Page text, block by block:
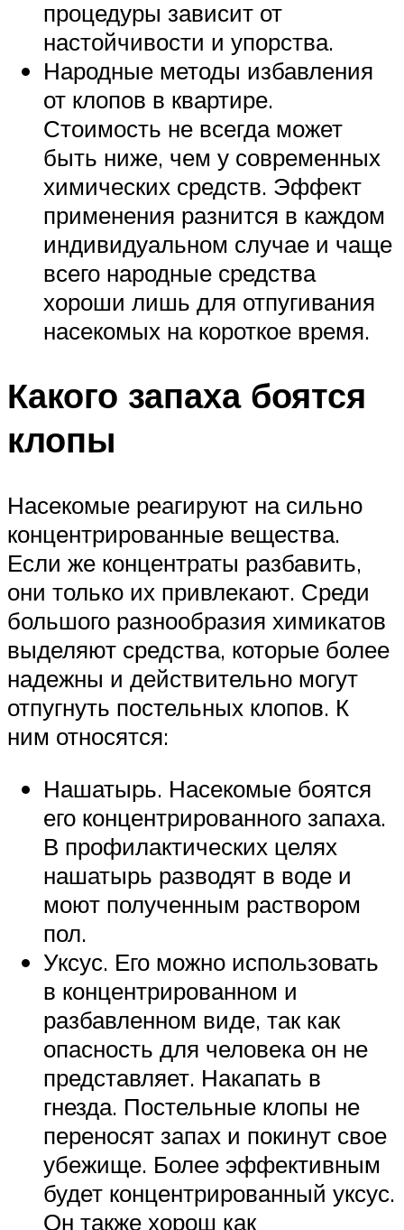
процедуры зависит от
настойчивости и упорства.
Народные методы избавления
от клопов в квартире.
Стоимость не всегда может
быть ниже, чем у современных
химических средств. Эффект
применения разнится в каждом
индивидуальном случае и чаще
всего народные средства
хороши лишь для отпугивания
насекомых на короткое время.
Какого запаха боятся
клопы
Насекомые реагируют на сильно
концентрированные вещества.
Если же концентраты разбавить,
они только их привлекают. Среди
большого разнообразия химикатов
выделяют средства, которые более
надежны и действительно могут
отпугнуть постельных клопов. К
ним относятся:
Нашатырь. Насекомые боятся
его концентрированного запаха.
В профилактических целях
нашатырь разводят в воде и
моют полученным раствором
пол.
Уксус. Его можно использовать
в концентрированном и
разбавленном виде, так как
опасность для человека он не
представляет. Накапать в
гнезда. Постельные клопы не
переносят запах и покинут свое
убежище. Более эффективным
будет концентрированный уксус.
Он также хорош как